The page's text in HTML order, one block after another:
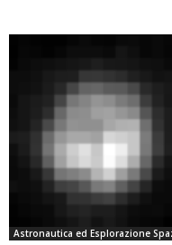
Astronautica ed Esplorazione